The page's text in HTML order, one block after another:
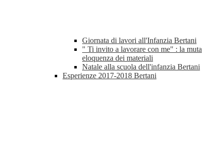
Giornata di lavori all'Infanzia Bertani
" Ti invito a lavorare con me" : la muta
eloquenza dei materiali
Natale alla scuola dell'infanzia Bertani
Esperienze 2017-2018 Bertani